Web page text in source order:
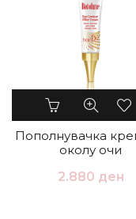
Пополнувачка
околу очи
2.880 ден